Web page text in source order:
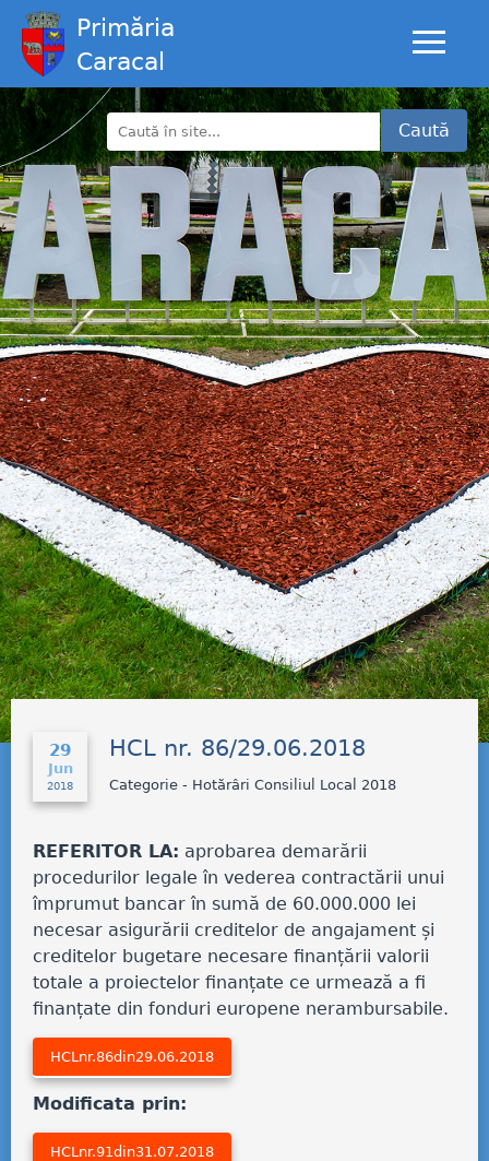
Primăria
Caracal
Caută
29
Jun
2018
HCL nr. 86/29.06.2018
Categorie - Hotărâri Consiliul Local 2018
REFERITOR LA: aprobarea demarării
procedurilor legale în vederea contractării unui
împrumut bancar în sumă de 60.000.000 lei
necesar asigurării creditelor de angajament și
creditelor bugetare necesare finanțării valorii
totale a proiectelor finanțate ce urmează a fi
finanțate din fonduri europene nerambursabile.
HCLnr.86din29.06.2018
Modificata prin:
HCLnr.91din31.07.2018